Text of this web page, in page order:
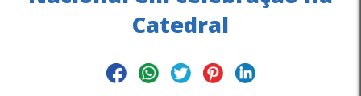
Catedral